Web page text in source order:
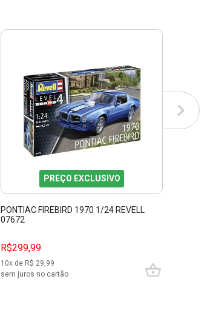
PREÇO EXCLUSIVO
PONTIAC FIREBIRD 1970 1/24 REVELL
07672
R$299,99
10x de R$ 29,99
sem juros no cartão